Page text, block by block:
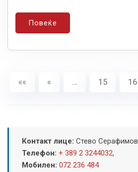
Повеќе
«« « … 15 16
Контакт лице: Стево Серафимов
Телефон: + 389 2 3244032,
Мобилен: 072 236 484